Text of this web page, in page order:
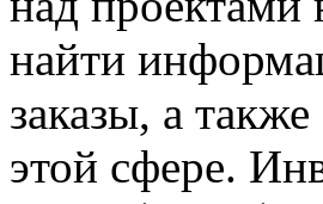
найти
заказы, а
этой сфере.